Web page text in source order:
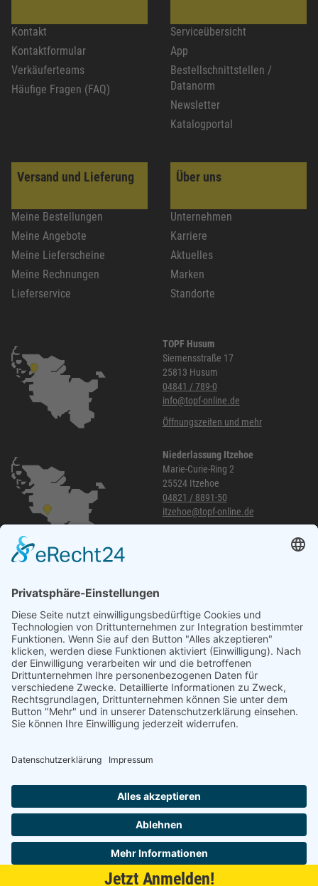
Jetzt Anmelden!
Kontakt
Kontaktformular
Verkäuferteams
Häufige Fragen (FAQ)
Serviceübersicht
App
Bestellschnittstellen /
Datanorm
Newsletter
Katalogportal
Versand und Lieferung
Meine Bestellungen
Meine Angebote
Meine Lieferscheine
Meine Rechnungen
Lieferservice
Über uns
Unternehmen
Karriere
Aktuelles
Marken
Standorte
TOPF Husum
Siemensstraße 17
25813 Husum
04841 / 789-0
info@topf-online.de
Öffnungszeiten und mehr
Niederlassung Itzehoe
Marie-Curie-Ring 2
25524 Itzehoe
04821 / 8891-50
itzehoe@topf-online.de
040 / 21 04 04 04-04
glinde@topf-online.de
Öffnungszeiten und mehr
Desktop-Version